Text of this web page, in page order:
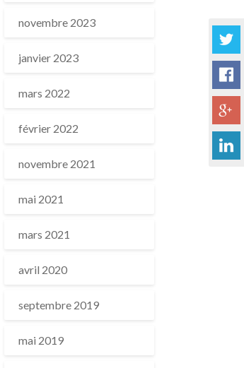
novembre 2023
janvier 2023
mars 2022
février 2022
novembre 2021
mai 2021
mars 2021
avril 2020
septembre 2019
mai 2019